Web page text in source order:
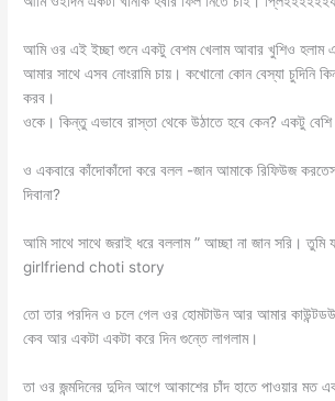
আমি ওর এই ইচ্ছা শুনে একটু বেশম খেলাম আবার খুশিও হলাম
আমার সাথে এসব নোংরামি চায়। কখোনো কোন বেস্যা চুদিনি
করব।
ওকে। কিন্তু এভাবে রাস্তা থেকে উঠাতে হবে কেন? একটু বেশি
ও একবারে কাঁদোকাঁদো করে বলল -জান আমাকে রিফিউজ
দিবানা?
আমি সাথে সাথে জরাই ধরে বললাম ” আচ্ছা না জান সরি। তুমি
girlfriend choti story
তো তার পরদিন ও চলে গেল ওর হোমটাউন আর আমার
কেব আর একটা একটা করে দিন গুন্তে লাগলাম।
তা ওর জন্মদিনের দুদিন আগে আকাশের চাঁদ হাতে পাওয়ার মত